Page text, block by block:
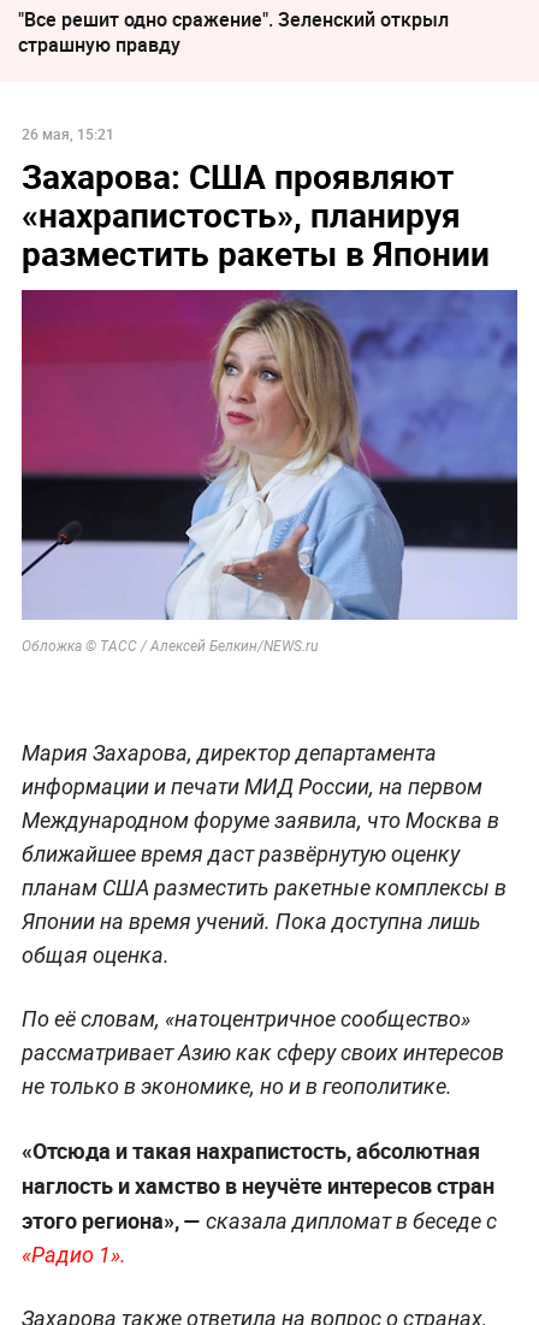
"Все решит одно сражение". Зеленский открыл
страшную правду
26 мая, 15:21
Захарова: США проявляют
«нахрапистость», планируя
разместить ракеты в Японии
Обложка © ТАСС / Алексей Белкин/NEWS.ru
Мария Захарова, директор департамента
информации и печати МИД России, на первом
Международном форуме заявила, что Москва в
ближайшее время даст развёрнутую оценку
планам США разместить ракетные комплексы в
Японии на время учений. Пока доступна лишь
общая оценка.
По её словам, «натоцентричное сообщество»
рассматривает Азию как сферу своих интересов
не только в экономике, но и в геополитике.
«Отсюда и такая нахрапистость, абсолютная
наглость и хамство в неучёте интересов стран
этого региона», — сказала дипломат в беседе с
«Радио 1».
Захарова также ответила на вопрос о странах,